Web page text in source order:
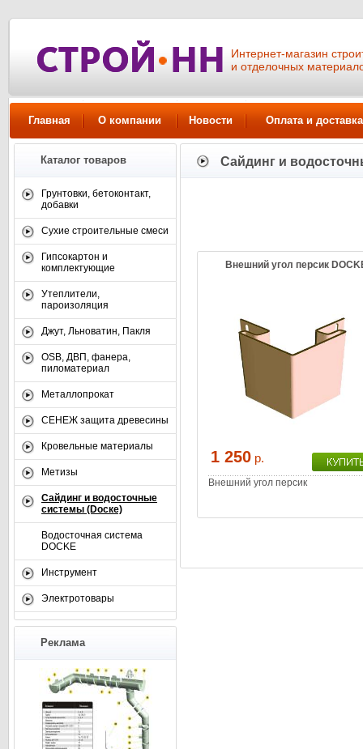
Интернет-магазин
и отделочных
Главная О компании Новости Оплата и доставка
Каталог товаров
Грунтовки, бетоконтакт,
добавки
Сухие строительные смеси
Гипсокартон и
комплектующие
Утеплители,
пароизоляция
Джут, Льноватин, Пакля
OSB, ДВП, фанера,
пиломатериал
Металлопрокат
СЕНЕЖ защита древесины
Кровельные материалы
Метизы
Сайдинг и водосточные
системы (Dоске)
Водосточная система
DOCKE
Инструмент
Электротовары
Реклама
Сайдинг и
Внешний угол персик
1 250 р.
Внешний угол персик